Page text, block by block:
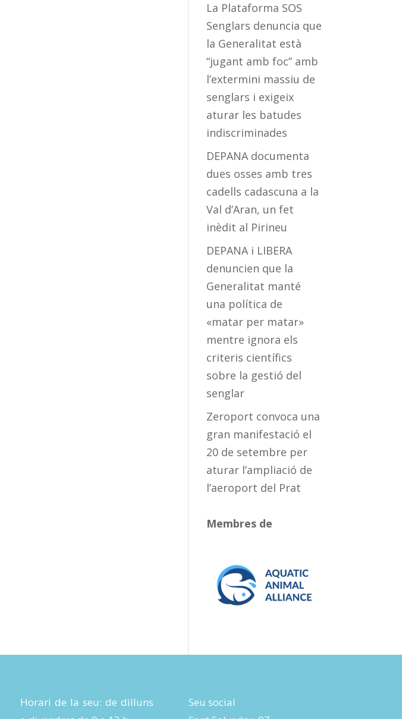
La Plataforma SOS
Senglars denuncia que
la Generalitat està
“jugant amb foc” amb
l’extermini massiu de
senglars i exigeix
aturar les batudes
indiscriminades
DEPANA documenta
dues osses amb tres
cadells cadascuna a la
Val d’Aran, un fet
inèdit al Pirineu
DEPANA i LIBERA
denuncien que la
Generalitat manté
una política de
«matar per matar»
mentre ignora els
criteris científics
sobre la gestió del
senglar
Zeroport convoca una
gran manifestació el
20 de setembre per
aturar l’ampliació de
l’aeroport del Prat
Membres de
Horari de la seu: de dilluns
Seu social